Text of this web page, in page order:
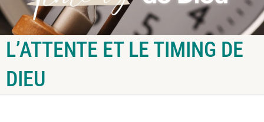
L’ATTENTE ET LE TIMING DE
DIEU